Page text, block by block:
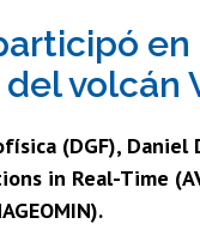
Estudios Avanzados en
Nutrición y
volcán
(DGF),
in Real-Time